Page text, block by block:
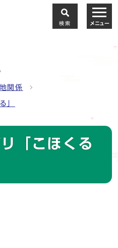
検索 メニュー
関係
」
「こほくる